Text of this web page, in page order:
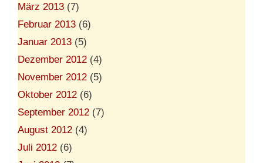
März 2013 (7)
Februar 2013 (6)
Januar 2013 (5)
Dezember 2012 (4)
November 2012 (5)
Oktober 2012 (6)
September 2012 (7)
August 2012 (4)
Juli 2012 (6)